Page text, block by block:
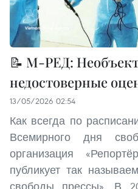
📝 М-РЕД:
недостоверные
13/05/2026 02:54
Как всегда по
Всемирного дня
организация
публикует так